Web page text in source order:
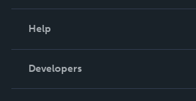
Podcast
Help
Order Lookup
Knowledge Base
Developers